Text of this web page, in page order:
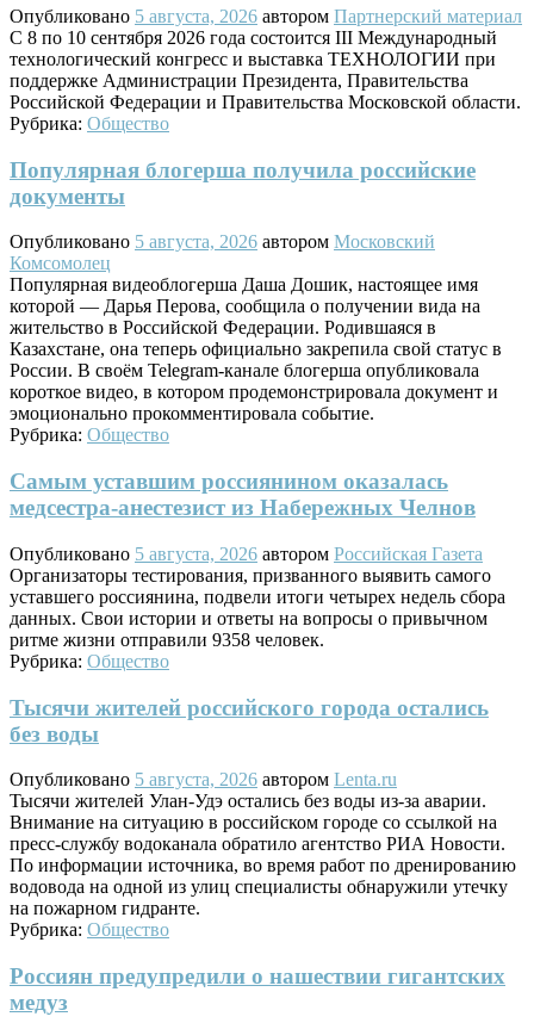
Опубликовано 5 августа, 2026 автором Партнерский материал
С 8 по 10 сентября 2026 года состоится III Международный
технологический конгресс и выставка ТЕХНОЛОГИИ при
поддержке Администрации Президента, Правительства
Российской Федерации и Правительства Московской области.
Рубрика: Общество
Популярная блогерша получила российские
документы
Опубликовано 5 августа, 2026 автором Московский
Комсомолец
Популярная видеоблогерша Даша Дошик, настоящее имя
которой — Дарья Перова, сообщила о получении вида на
жительство в Российской Федерации. Родившаяся в
Казахстане, она теперь официально закрепила свой статус в
России. В своём Telegram-канале блогерша опубликовала
короткое видео, в котором продемонстрировала документ и
эмоционально прокомментировала событие.
Рубрика: Общество
Самым уставшим россиянином оказалась
медсестра-анестезист из Набережных Челнов
Опубликовано 5 августа, 2026 автором Российская Газета
Организаторы тестирования, призванного выявить самого
уставшего россиянина, подвели итоги четырех недель сбора
данных. Свои истории и ответы на вопросы о привычном
ритме жизни отправили 9358 человек.
Рубрика: Общество
Тысячи жителей российского города остались
без воды
Опубликовано 5 августа, 2026 автором Lenta.ru
Тысячи жителей Улан-Удэ остались без воды из-за аварии.
Внимание на ситуацию в российском городе со ссылкой на
пресс-службу водоканала обратило агентство РИА Новости.
По информации источника, во время работ по дренированию
водовода на одной из улиц специалисты обнаружили утечку
на пожарном гидранте.
Рубрика: Общество
Россиян предупредили о нашествии гигантских
медуз